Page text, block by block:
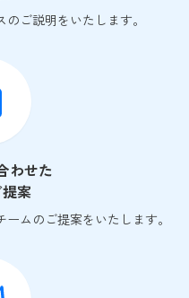
ご説明をいたします。
わせた
案
ムのご提案をいたします。